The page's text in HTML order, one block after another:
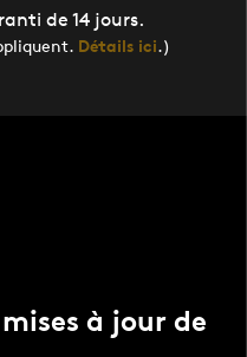
de 14 jours.
Détails ici.)
à jour de